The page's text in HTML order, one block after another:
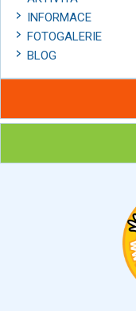
INFORMACE
FOTOGALERIE
BLOG
Hubněte s podporou
Chcete poradit s